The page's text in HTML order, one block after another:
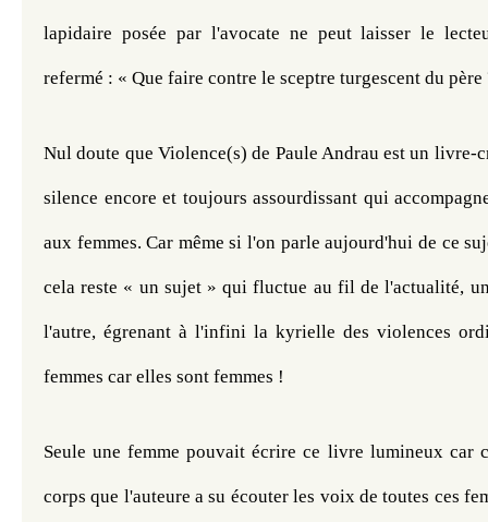
lapidaire posée par l'avocate ne peut laisser le
refermé : « Que faire contre le sceptre turgescent du père
Nul doute que Violence(s) de Paule Andrau est un livre-
silence encore et toujours assourdissant qui
aux femmes. Car même si l'on parle aujourd'hui de ce
cela reste « un sujet » qui fluctue au fil de l'actualité,
l'autre, égrenant à l'infini la kyrielle des violences
femmes car elles sont femmes !
Seule une femme pouvait écrire ce livre lumineux car
corps que l'auteure a su écouter les voix de toutes ces